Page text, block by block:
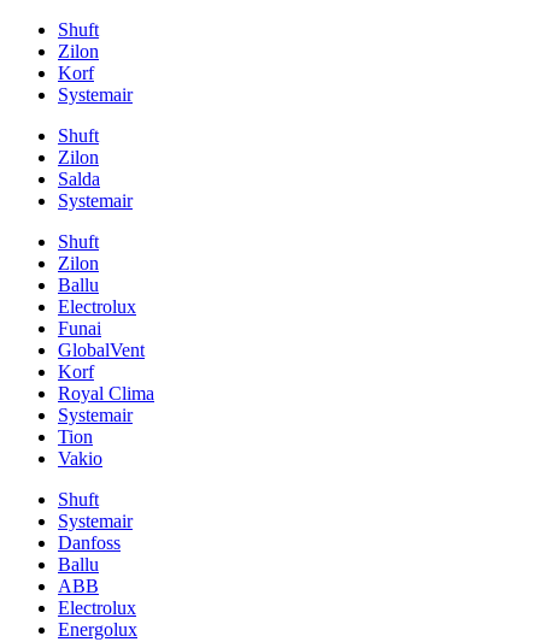
Shuft
Zilon
Korf
Systemair
Shuft
Zilon
Salda
Systemair
Shuft
Zilon
Ballu
Electrolux
Funai
GlobalVent
Korf
Royal Clima
Systemair
Tion
Vakio
Shuft
Systemair
Danfoss
Ballu
ABB
Electrolux
Energolux